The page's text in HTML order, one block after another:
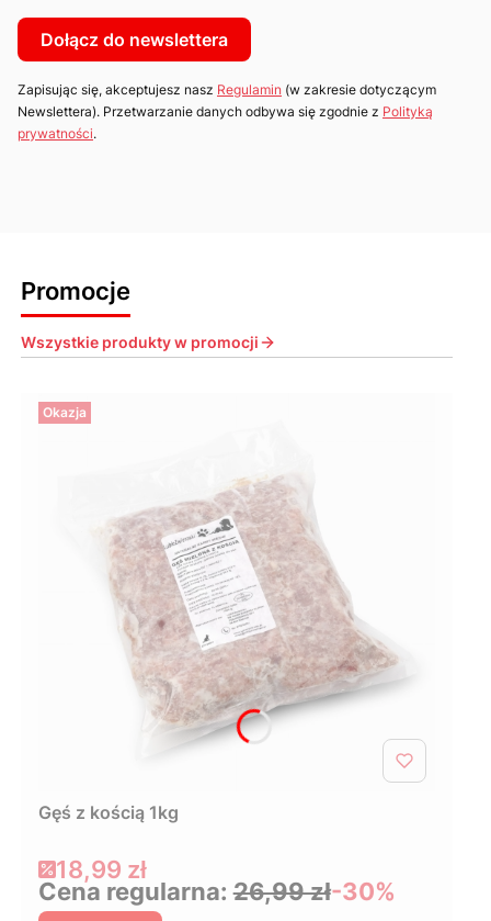
Dołącz do newslettera
Zapisując się, akceptujesz nasz Regulamin (w zakresie dotyczącym
Newslettera). Przetwarzanie danych odbywa się zgodnie z Polityką
prywatności.
Promocje
Wszystkie produkty w promocji
Okazja
Gęś z kością 1kg
Cena promocyjna
18,99 zł
Cena regularna: 26,99 zł-30%